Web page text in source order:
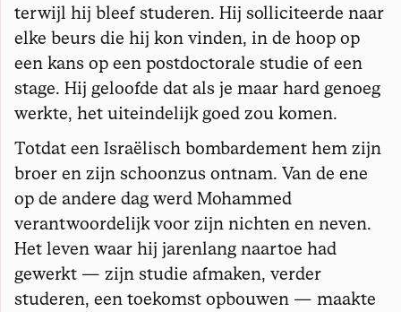
terwijl hij bleef studeren. Hij solliciteerde naar
elke beurs die hij kon vinden, in de hoop op
een kans op een postdoctorale studie of een
stage. Hij geloofde dat als je maar hard genoeg
werkte, het uiteindelijk goed zou komen.
Totdat een Israëlisch bombardement hem zijn
broer en zijn schoonzus ontnam. Van de ene
op de andere dag werd Mohammed
verantwoordelijk voor zijn nichten en neven.
Het leven waar hij jarenlang naartoe had
gewerkt — zijn studie afmaken, verder
studeren, een toekomst opbouwen — maakte